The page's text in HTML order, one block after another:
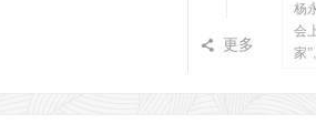
杨
会
家”
끖 更多